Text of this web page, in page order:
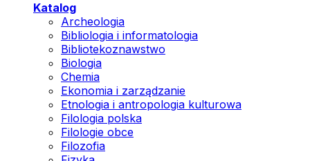
Katalog
Archeologia
Bibliologia i informatologia
Bibliotekoznawstwo
Biologia
Chemia
Ekonomia i zarządzanie
Etnologia i antropologia kulturowa
Filologia polska
Filologie obce
Filozofia